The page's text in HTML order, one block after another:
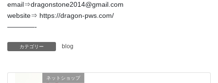
email⇒dragonstone2014@gmail.com
website⇒ https://dragon-pws.com/
————-
カテゴリー blog
ネットショップ
ログイン
コメントフィード